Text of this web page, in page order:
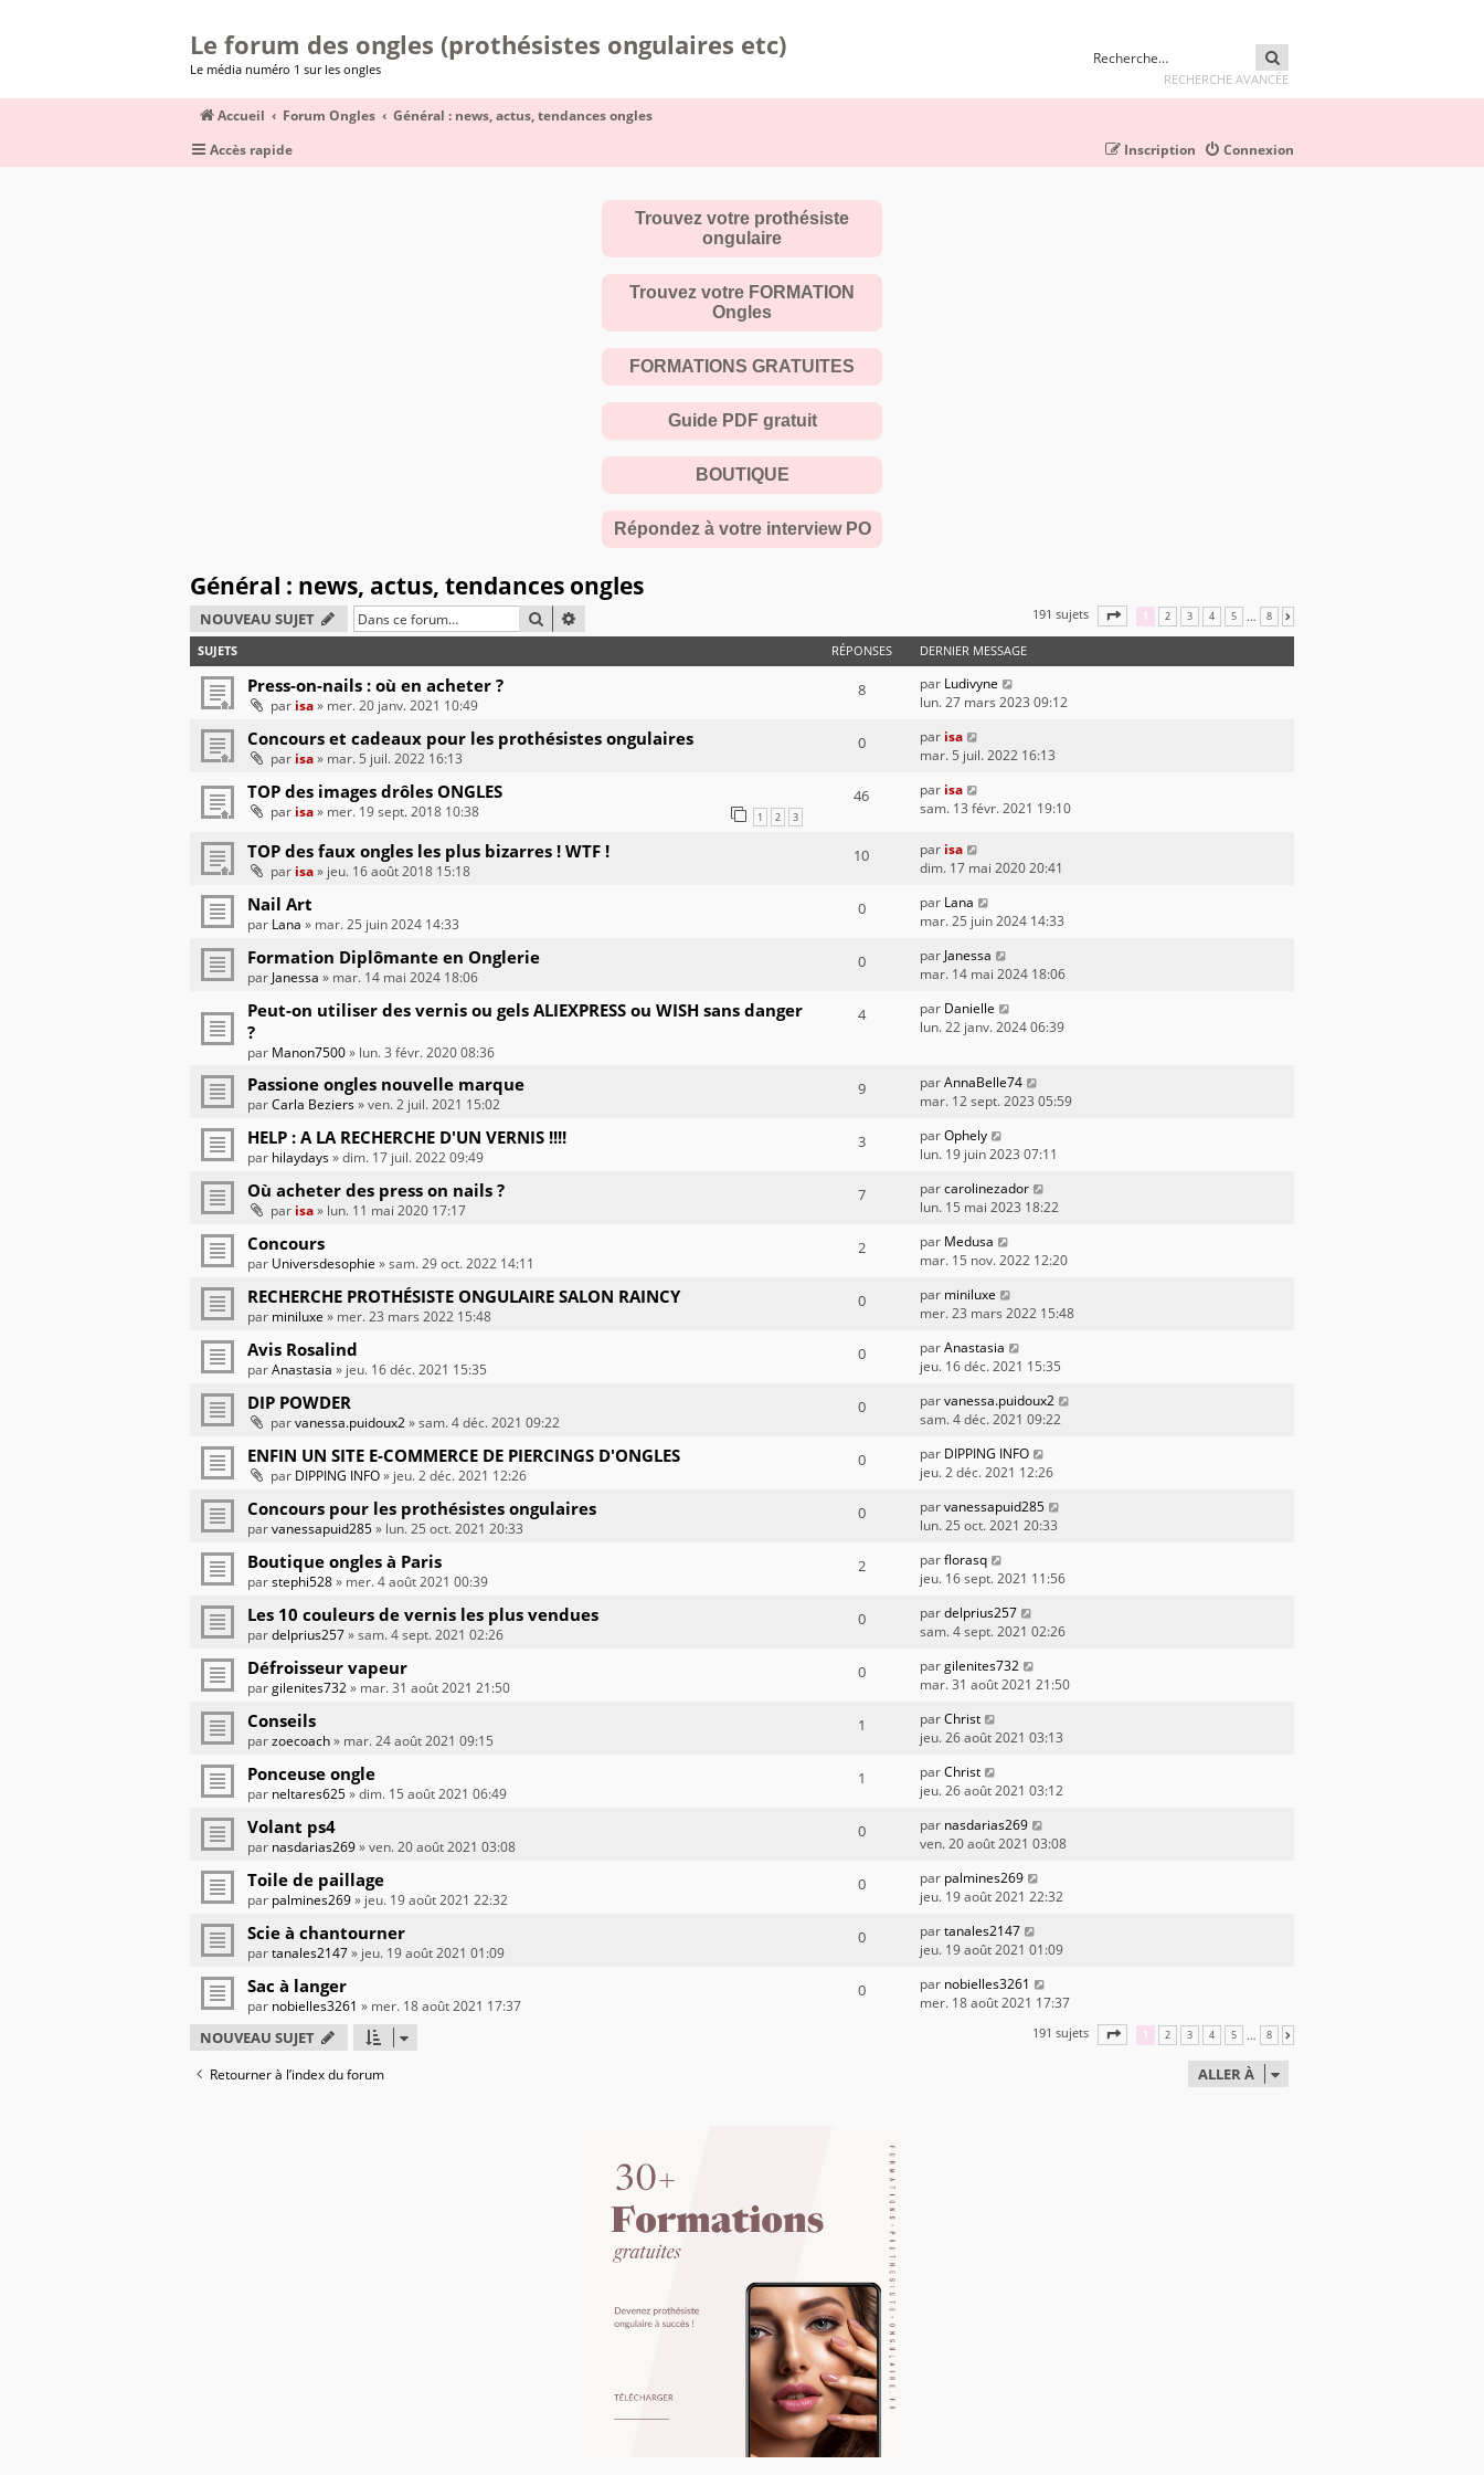
Le forum des ongles (prothésistes ongulaires etc)
Le média numéro 1 sur les ongles
RECHERCHE AVANCÉE
Accueil Forum Ongles
Général : news, actus, tendances ongles
Accès rapide
Connexion
Inscription
Trouvez votre prothésiste
ongulaire
Trouvez votre FORMATION
Ongles
FORMATIONS GRATUITES
Guide PDF gratuit
BOUTIQUE
Répondez à votre interview PO
Général : news, actus, tendances ongles
NOUVEAU SUJET RECHERCHER 191 sujets PAGE SUR
1 2 3 4 5 … 8
SUJETS RÉPONSES DERNIER MESSAGE
Press-on-nails : où en acheter ?
par isa» mer. 20 janv. 2021 10:49
8 par Ludivyne
lun. 27 mars 2023 09:12
Concours et cadeaux pour les prothésistes ongulaires
par isa» mar. 5 juil. 2022 16:13
0 par isa
mar. 5 juil. 2022 16:13
TOP des images drôles ONGLES
par isa» mer. 19 sept. 2018 10:38 1 2 3
46 par isa
sam. 13 févr. 2021 19:10
TOP des faux ongles les plus bizarres ! WTF !
par isa» jeu. 16 août 2018 15:18
10 par isa
dim. 17 mai 2020 20:41
Nail Art
par Lana » mar. 25 juin 2024 14:33
0 par Lana
mar. 25 juin 2024 14:33
Formation Diplômante en Onglerie
parJanessa » mar. 14 mai 2024 18:06
0 parJanessa
mar. 14 mai 2024 18:06
Peut-on utiliser des vernis ou gels ALIEXPRESS ou WISH sans danger
?
par Manon7500» lun. 3 févr. 2020 08:36
4 par Danielle
lun. 22 janv. 2024 06:39
Passione ongles nouvelle marque
parCarla Beziers» ven. 2 juil. 2021 15:02
9 parAnnaBelle74
mar. 12 sept. 2023 05:59
HELP : A LA RECHERCHE D'UN VERNIS !!!!
par hilaydays» dim. 17 juil. 2022 09:49
3 parOphely
lun. 19 juin 2023 07:11
Où acheter des press on nails ?
par isa» lun. 11 mai 2020 17:17
7 parcarolinezador
lun. 15 mai 2023 18:22
Concours
par Universdesophie » sam. 29 oct. 2022 14:11
2 par Medusa
mar. 15 nov. 2022 12:20
RECHERCHE PROTHÉSISTE ONGULAIRE SALON RAINCY
par miniluxe » mer. 23 mars 2022 15:48
0 par miniluxe
mer. 23 mars 2022 15:48
Avis Rosalind
parAnastasia » jeu. 16 déc. 2021 15:35
0 parAnastasia
jeu. 16 déc. 2021 15:35
DIP POWDER
parvanessa.puidoux2» sam. 4 déc. 2021 09:22
0 parvanessa.puidoux2
sam. 4 déc. 2021 09:22
ENFIN UN SITE E-COMMERCE DE PIERCINGS D'ONGLES
par DIPPING INFO» jeu. 2 déc. 2021 12:26
0 par DIPPING INFO
jeu. 2 déc. 2021 12:26
Concours pour les prothésistes ongulaires
parvanessapuid285» lun. 25 oct. 2021 20:33
0 parvanessapuid285
lun. 25 oct. 2021 20:33
Boutique ongles à Paris
parstephi528» mer. 4 août 2021 00:39
2 parflorasq
jeu. 16 sept. 2021 11:56
Les 10 couleurs de vernis les plus vendues
pardelprius257» sam. 4 sept. 2021 02:26
0 pardelprius257
sam. 4 sept. 2021 02:26
Défroisseur vapeur
pargilenites732» mar. 31 août 2021 21:50
0 pargilenites732
mar. 31 août 2021 21:50
Conseils
parzoecoach» mar. 24 août 2021 09:15
1 parChrist
jeu. 26 août 2021 03:13
Ponceuse ongle
par neltares625» dim. 15 août 2021 06:49
1 parChrist
jeu. 26 août 2021 03:12
Volant ps4
par nasdarias269» ven. 20 août 2021 03:08
0 par nasdarias269
ven. 20 août 2021 03:08
Toile de paillage
par palmines269» jeu. 19 août 2021 22:32
0 par palmines269
jeu. 19 août 2021 22:32
Scie à chantourner
partanales2147» jeu. 19 août 2021 01:09
0 partanales2147
jeu. 19 août 2021 01:09
Sac à langer
par nobielles3261 » mer. 18 août 2021 17:37
0 par nobielles3261
mer. 18 août 2021 17:37
NOUVEAU SUJET 191 sujets PAGE SUR
1 2 3 4 5 … 8
Retourner à l’index du forum ALLER À